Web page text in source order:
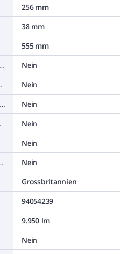
256 mm
38 mm
555 mm
Bedienung über Bluetooth
Nein
Nein
Kompatibel mit Amazon Alexa
Nein
Nein
Nein
verfügbar
Nein
Grossbritannien
94054239
9.950 lm
Nein